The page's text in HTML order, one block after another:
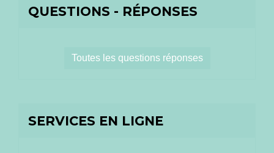
QUESTIONS - RÉPONSES
Toutes les questions réponses
SERVICES EN LIGNE